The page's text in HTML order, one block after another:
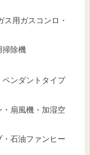
用ガスコンロ・
掃除機
ペンダントタイプ
扇風機・加湿空
石油ファンヒー